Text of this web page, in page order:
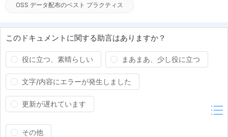
OSS データ配布のベスト プラクティス
このドキュメントに関する助言はありますか？
役に立つ、素晴らしい まあまあ、少し役に立つ
文字/内容にエラーが発生しました
更新が遅れています
その他